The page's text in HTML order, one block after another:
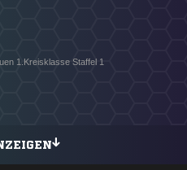
1.Kreisklasse Staffel 1